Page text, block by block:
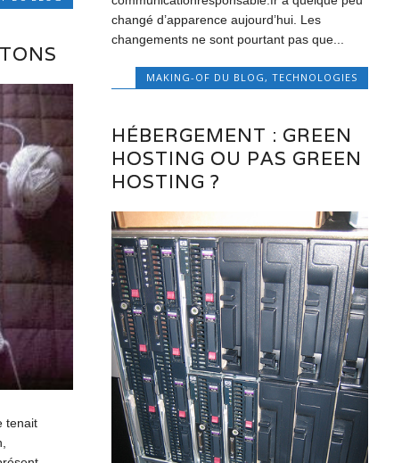
changé d’apparence aujourd’hui. Les
changements ne sont pourtant pas que...
MAKING-OF DU BLOG, TECHNOLOGIES
tenait
HÉBERGEMENT : GREEN
HOSTING OU PAS GREEN
HOSTING ?